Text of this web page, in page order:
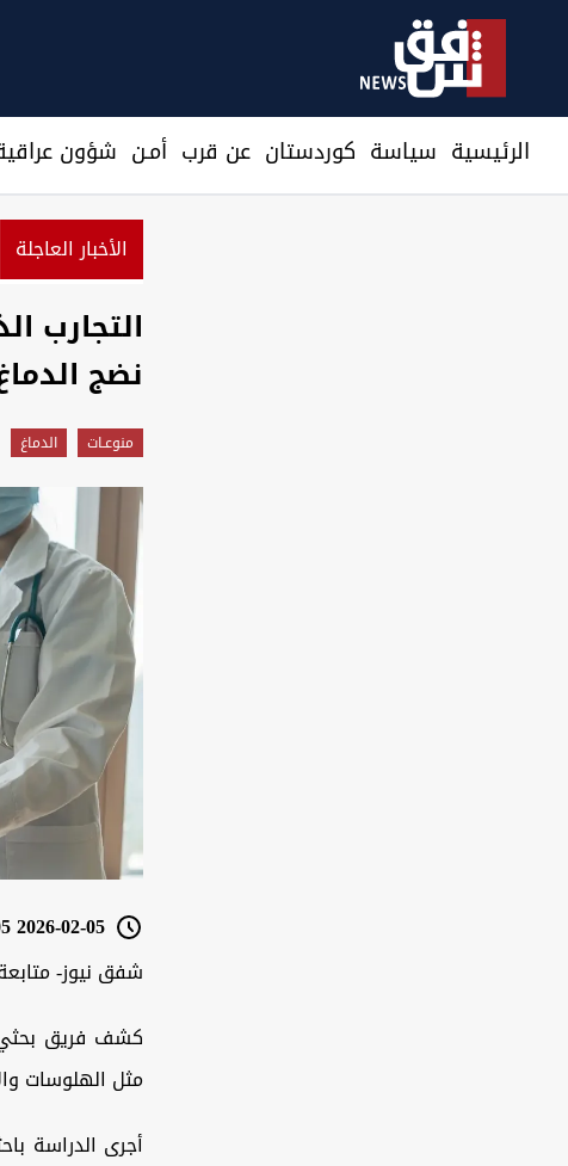
الرئيسية سیاسة كوردستان عن قرب أمـن شؤون
الأخبار العاجلة
مسؤول سعودي:
التجارب
نضج
منوعـات الدماغ
2026-02-05 12:05
شفق نيوز-
كشف فريق بحثي
مثل الهلوسات
أجرى الدراسة